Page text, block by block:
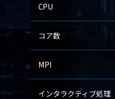
CPU
コア数
MPI
インタラクティブ処理